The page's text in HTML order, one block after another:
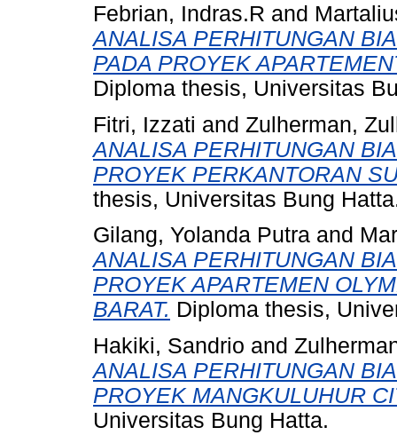
Febrian, Indras.R and
ANALISA PERHITUNGAN
PADA PROYEK
Diploma thesis, Universitas
Fitri, Izzati and Zulherman,
ANALISA PERHITUNGAN
PROYEK PERKANTORAN
thesis, Universitas Bung
Gilang, Yolanda Putra and
ANALISA PERHITUNGAN
PROYEK APARTEMEN
BARAT. Diploma thesis,
Hakiki, Sandrio and
ANALISA PERHITUNGAN
PROYEK MANGKULUHUR
Universitas Bung Hatta.